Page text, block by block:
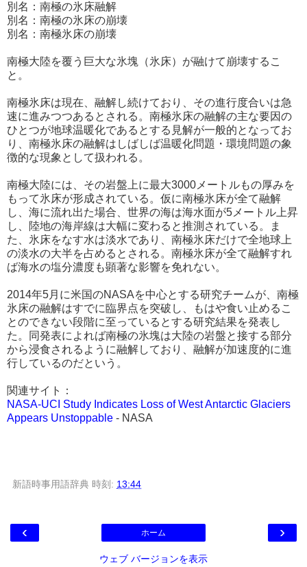
別名：南極の氷床融解
別名：南極の氷床の崩壊
別名：南極氷床の崩壊
南極大陸を覆う巨大な氷塊（氷床）が融けて崩壊するこ
と。
南極氷床は現在、融解し続けており、その進行度合いは急
速に進みつつあるとされる。南極氷床の融解の主な要因の
ひとつが地球温暖化であるとする見解が一般的となってお
り、南極氷床の融解はしばしば温暖化問題・環境問題の象
徴的な現象として扱われる。
南極大陸には、その岩盤上に最大3000メートルもの厚みを
もって氷床が形成されている。仮に南極氷床が全て融解
し、海に流れ出た場合、世界の海は海水面が5メートル上昇
し、陸地の海岸線は大幅に変わると推測されている。ま
た、氷床をなす水は淡水であり、南極氷床だけで全地球上
の淡水の大半を占めるとされる。南極氷床が全て融解すれ
ば海水の塩分濃度も顕著な影響を免れない。
2014年5月に米国のNASAを中心とする研究チームが、南極
氷床の融解はすでに臨界点を突破し、もはや食い止めるこ
とのできない段階に至っているとする研究結果を発表し
た。同発表によれば南極の氷塊は大陸の岩盤と接する部分
から浸食されるように融解しており、融解が加速度的に進
行しているのだという。
関連サイト：
NASA-UCI Study Indicates Loss of West Antarctic Glaciers
Appears Unstoppable - NASA
新語時事用語辞典 時刻: 13:44
‹ ›
ホーム
ウェブ バージョンを表示